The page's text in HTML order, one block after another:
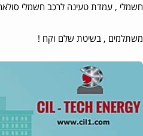
חשמלי , עמדת טעינה לרכב חשמלי
משתלמים , בשיטת שלם וקח !